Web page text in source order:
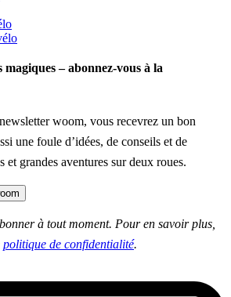
– abonnez-vous à la
woom, vous recevrez un bon
une foule d’idées, de conseils et de
et grandes aventures sur deux roues.
à tout moment. Pour en savoir plus,
politique de confidentialité.